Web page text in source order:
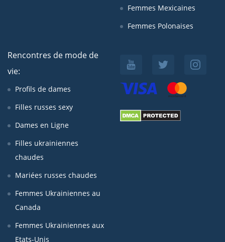
Femmes Mexicaines
Femmes Polonaises
Rencontres de mode de
vie:
Profils de dames
Filles russes sexy
Dames en Ligne
Filles ukrainiennes
chaudes
Mariées russes chaudes
Femmes Ukrainiennes au
Canada
Femmes Ukrainiennes aux
Etats-Unis